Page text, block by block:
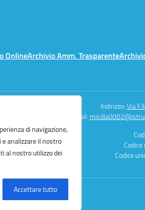
di navigazione,
analizzare il nostro
al nostro utilizzo dei
Accettare tutto
OnlineArchivio Amm. Trasparente
Indirizzo:Via
Email:
Codice